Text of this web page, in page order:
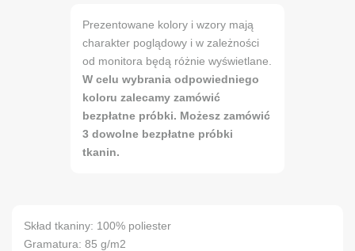
Prezentowane kolory i wzory mają
charakter poglądowy i w zależności
od monitora będą różnie wyświetlane.
W celu wybrania odpowiedniego
koloru zalecamy zamówić
bezpłatne próbki. Możesz zamówić
3 dowolne bezpłatne próbki
tkanin.
Skład tkaniny: 100% poliester
Gramatura: 85 g/m2